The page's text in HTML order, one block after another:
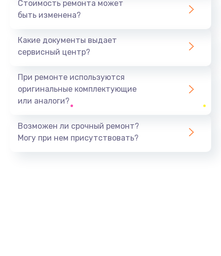
Ремонт южного моста
Замена батарейки BIOS
Заказать
Стоимость ремонта может
быть изменена?
Какие документы выдает
сервисный центр?
При ремонте используются
оригинальные комплектующие
или аналоги?
Возможен ли срочный ремонт?
Могу при нем присутствовать?